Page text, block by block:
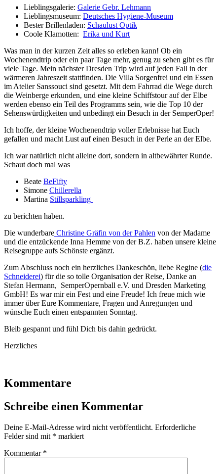
Lieblingsgalerie: Galerie Gebr. Lehmann
Lieblingsmuseum: Deutsches Hygiene-Museum
Bester Brillenladen: Schaulust Optik
Coole Klamotten: Erika und Kurt
Was man in der kurzen Zeit alles so erleben kann! Ob ein
Wochenendtrip oder ein paar Tage mehr, genug zu sehen gibt es für
viele Tage. Mein nächster Dresden Trip wird auf jeden Fall in der
wärmeren Jahreszeit stattfinden. Die Villa Sorgenfrei und ein Essen
im Atelier Sanssouci sind gesetzt. Mit dem Fahrrad die Wege durch
die Weinberge erkunden, und eine kleine Schiffstour auf der Elbe
werden ebenso ein Teil des Programms sein, wie die Top 10 der
Sehenswürdigkeiten und unbedingt ein Besuch in der SemperOper!
Ich hoffe, der kleine Wochenendtrip voller Erlebnisse hat Euch
gefallen und macht Lust auf einen Besuch in der Perle an der Elbe.
Ich war natürlich nicht alleine dort, sondern in altbewährter Runde.
Schaut doch mal was
Beate BeFifty
Simone Chillerella
Martina Stillsparkling
zu berichten haben.
Die wunderbare Christine Gräfin von der Pahlen von der Madame
und die entzückende Inna Hemme von der B.Z. haben unsere kleine
Reisegruppe aufs Schönste ergänzt.
Zum Abschluss noch ein herzliches Dankeschön, liebe Regine (die
Schneiderei) für die so tolle Organisation der Reise, Danke an
Stefan Hermann, SemperOpernball e.V. und Dresden Marketing
GmbH! Es war mir ein Fest und eine Freude! Ich freue mich wie
immer über Eure Kommentare, Fragen und Anregungen und
wünsche Euch einen entspannten Sonntag.
Bleib gespannt und fühl Dich bis dahin gedrückt.
Herzliches
Kommentare
Schreibe einen Kommentar
Deine E-Mail-Adresse wird nicht veröffentlicht. Erforderliche
Felder sind mit * markiert
Kommentar *